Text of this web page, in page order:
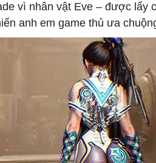
vì nhân vật Eve – được lấy
anh em game thủ ưa